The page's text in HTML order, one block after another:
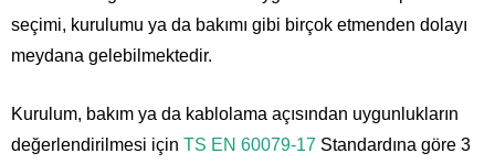
seçimi, kurulumu ya da bakımı gibi birçok etmenden dolayı
meydana gelebilmektedir.
Kurulum, bakım ya da kablolama açısından uygunlukların
değerlendirilmesi için TS EN 60079-17 Standardına göre 3